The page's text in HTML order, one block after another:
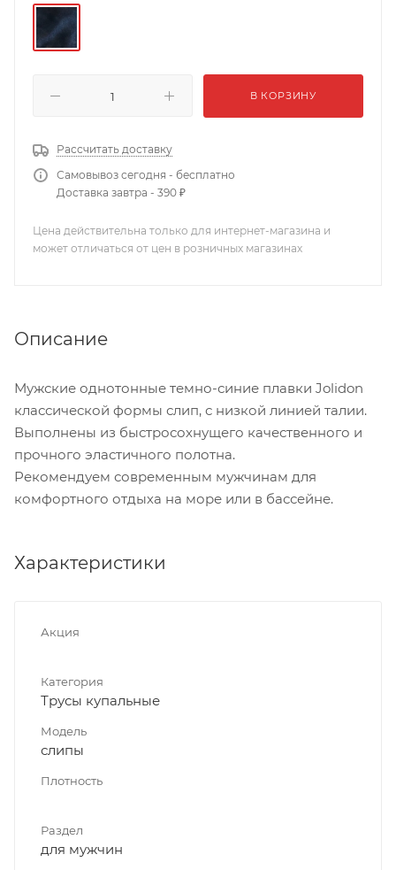
В КОРЗИНУ
Рассчитать доставку
Самовывоз сегодня - бесплатно
Доставка завтра - 390 ₽
Цена действительна только для интернет-магазина и
может отличаться от цен в розничных магазинах
Описание
Мужские однотонные темно-синие плавки Jolidon
классической формы слип, с низкой линией талии.
Выполнены из быстросохнущего качественного и
прочного эластичного полотна.
Рекомендуем современным мужчинам для
комфортного отдыха на море или в бассейне.
Характеристики
Акция
Категория
Трусы купальные
Модель
слипы
Плотность
Раздел
для мужчин